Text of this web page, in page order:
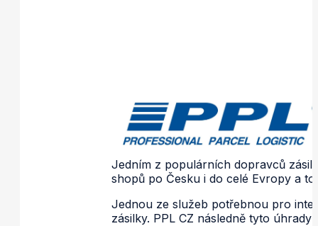
Jedním z populárních dopravců
shopů po Česku i do celé Evropy a
Jednou ze služeb potřebnou pro
zásilky. PPL CZ následně tyto